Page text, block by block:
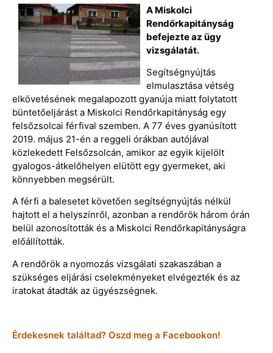
A Miskolci
Rendőrkapitányság
befejezte az ügy
vizsgálatát.
Segítségnyújtás
elmulasztása vétség
elkövetésének megalapozott gyanúja miatt folytatott
büntetőeljárást a Miskolci Rendőrkapitányság egy
felsőzsolcai férfival szemben. A 77 éves gyanúsított
2019. május 21-én a reggeli órákban autójával
közlekedett Felsőzsolcán, amikor az egyik kijelölt
gyalogos-átkelőhelyen elütött egy gyermeket, aki
könnyebben megsérült.
A férfi a balesetet követően segítségnyújtás nélkül
hajtott el a helyszínről, azonban a rendőrök három órán
belül azonosították és a Miskolci Rendőrkapitányságra
előállították.
A rendőrök a nyomozás vizsgálati szakaszában a
szükséges eljárási cselekményeket elvégezték és az
iratokat átadták az ügyészségnek.
Érdekesnek találtad? Oszd meg a Facebookon!